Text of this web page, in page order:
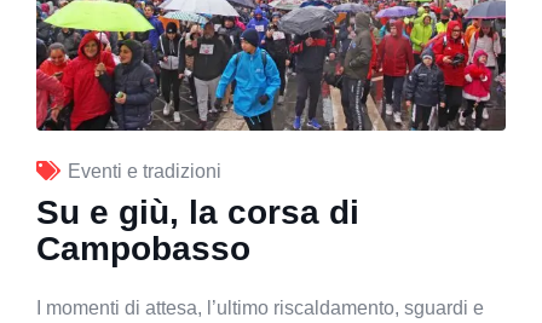
Eventi e tradizioni
Su e giù, la corsa di
Campobasso
I momenti di attesa, l’ultimo riscaldamento, sguardi e